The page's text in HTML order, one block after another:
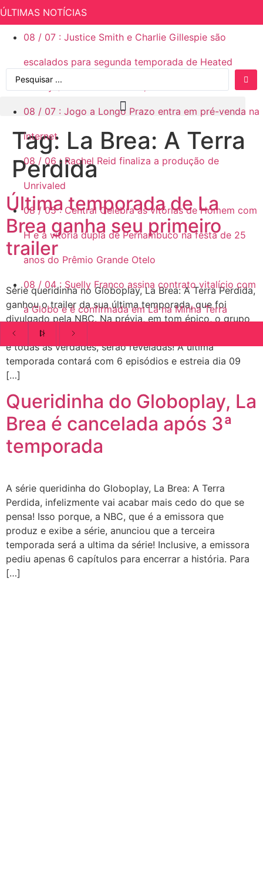
ÚLTIMAS NOTÍCIAS
08 / 07 : Justice Smith e Charlie Gillespie são
escalados para segunda temporada de Heated
Rivalry (Rivalidade Ardente)
08 / 07 : Jogo a Longo Prazo entra em pré-venda na
internet
08 / 06 : Rachel Reid finaliza a produção de
Unrivaled
08 / 05 : Central Celebra as vitórias de Homem com
H e a vitória dupla de Pernambuco na festa de 25
anos do Prêmio Grande Otelo
08 / 04 : Suelly Franco assina contrato vitalício com
a Globo e é confirmada em Lá na Minha Terra
Tag: La Brea: A Terra
Perdida
Última temporada de La
Brea ganha seu primeiro
trailer
Série queridinha no Globoplay, La Brea: A Terra Perdida,
ganhou o trailer da sua última temporada, que foi
divulgado pela NBC. Na prévia, em tom épico, o grupo
começa a executar o plano para sair do mundo perdido
e todas as verdades, serão reveladas! A ultima
temporada contará com 6 episódios e estreia dia 09
[…]
Queridinha do Globoplay, La
Brea é cancelada após 3ª
temporada
A série queridinha do Globoplay, La Brea: A Terra
Perdida, infelizmente vai acabar mais cedo do que se
pensa! Isso porque, a NBC, que é a emissora que
produz e exibe a série, anunciou que a terceira
temporada será a ultima da série! Inclusive, a emissora
pediu apenas 6 capítulos para encerrar a história. Para
[…]